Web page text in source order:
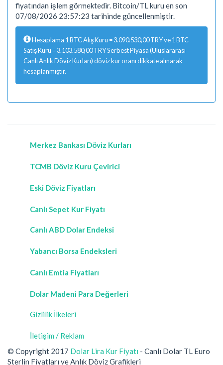
fiyatından işlem görmektedir. Bitcoin/TL kuru en son
07/08/2026 23:57:23 tarihinde güncellenmiştir.
Hesaplama 1 BTC Alış Kuru = 3.090.530,00 TRY ve 1 BTC
Satış Kuru = 3.103.580,00 TRY Serbest Piyasa (Uluslararası
Canlı Anlık Döviz Kurları) döviz kur oranı dikkate alınarak
hesaplanmıştır.
Merkez Bankası Döviz Kurları
TCMB Döviz Kuru Çevirici
Eski Döviz Fiyatları
Canlı Sepet Kur Fiyatı
Canlı ABD Dolar Endeksi
Yabancı Borsa Endeksleri
Canlı Emtia Fiyatları
Dolar Madeni Para Değerleri
Gizlilik İlkeleri
İletişim / Reklam
© Copyright 2017 Dolar Lira Kur Fiyatı - Canlı Dolar TL Euro
Sterlin Fiyatları ve Anlık Döviz Grafikleri